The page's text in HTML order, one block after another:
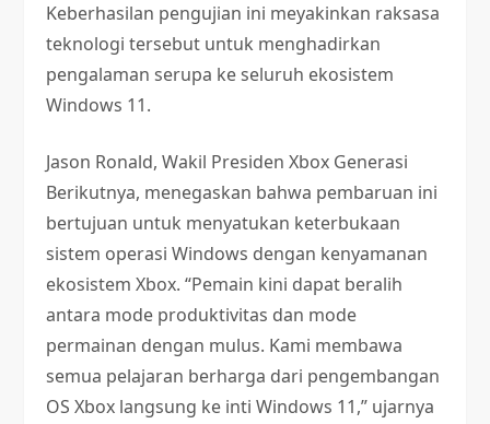
Keberhasilan pengujian ini meyakinkan raksasa
teknologi tersebut untuk menghadirkan
pengalaman serupa ke seluruh ekosistem
Windows 11.
Jason Ronald, Wakil Presiden Xbox Generasi
Berikutnya, menegaskan bahwa pembaruan ini
bertujuan untuk menyatukan keterbukaan
sistem operasi Windows dengan kenyamanan
ekosistem Xbox. “Pemain kini dapat beralih
antara mode produktivitas dan mode
permainan dengan mulus. Kami membawa
semua pelajaran berharga dari pengembangan
OS Xbox langsung ke inti Windows 11,” ujarnya